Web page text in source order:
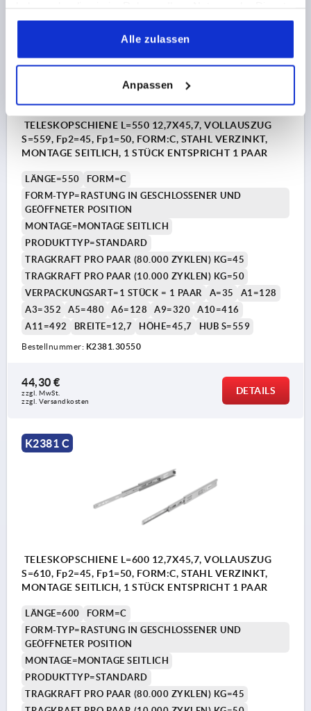
gesammelt haben.
Alle zulassen
Anpassen
TELESKOPSCHIENE L=550 12,7X45,7, VOLLAUSZUG
S=559, Fp2=45, Fp1=50, FORM:C, STAHL VERZINKT,
MONTAGE SEITLICH, 1 STÜCK ENTSPRICHT 1 PAAR
LÄNGE=550
FORM=C
FORM-TYP=RASTUNG IN GESCHLOSSENER UND
GEÖFFNETER POSITION
MONTAGE=MONTAGE SEITLICH
PRODUKTTYP=STANDARD
TRAGKRAFT PRO PAAR (80.000 ZYKLEN) KG=45
TRAGKRAFT PRO PAAR (10.000 ZYKLEN) KG=50
VERPACKUNGSART=1 STÜCK = 1 PAAR
A=35
A1=128
A3=352
A5=480 A6=128 A9=320
A10=416
A11=492
BREITE=12,7 HÖHE=45,7 HUB S=559
Bestellnummer: K2381.30550
44,30 €
zzgl. MwSt.
zzgl. Versandkosten
DETAILS
K2381 C
TELESKOPSCHIENE L=600 12,7X45,7, VOLLAUSZUG
S=610, Fp2=45, Fp1=50, FORM:C, STAHL VERZINKT,
MONTAGE SEITLICH, 1 STÜCK ENTSPRICHT 1 PAAR
LÄNGE=600
FORM=C
FORM-TYP=RASTUNG IN GESCHLOSSENER UND
GEÖFFNETER POSITION
MONTAGE=MONTAGE SEITLICH
PRODUKTTYP=STANDARD
TRAGKRAFT PRO PAAR (80.000 ZYKLEN) KG=45